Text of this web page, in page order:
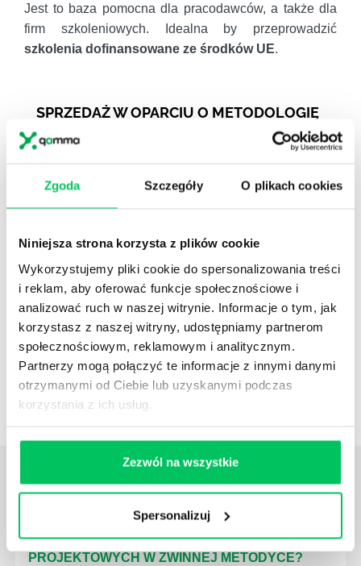
Zgoda Szczegóły O plikach cookies
Niniejsza strona korzysta z plików cookie
Wykorzystujemy pliki cookie do spersonalizowania treści
i reklam, aby oferować funkcje społecznościowe i
analizować ruch w naszej witrynie. Informacje o tym, jak
korzystasz z naszej witryny, udostępniamy partnerom
społecznościowym, reklamowym i analitycznym.
Partnerzy mogą połączyć te informacje z innymi danymi
otrzymanymi od Ciebie lub uzyskanymi podczas
korzystania z ich usług.
Zezwól na wszystkie
Spersonalizuj
Jest to baza pomocna dla pracodawców, a także dla
firm szkoleniowych. Idealna by przeprowadzić
szkolenia dofinansowane ze środków UE.
SPRZEDAŻ W OPARCIU O METODOLOGIĘ
Jest wiele sposobów, żeby podnieść sprzedaż.
wiedzę – jakie masz talenty handlowe i jak je
ZOBACZ SZKOLENIE
NEWSLETTER HR
Zapisz się na nasznarzędziowy newsletter
dla praktyków HR. Rozwijaj się z partnerem,
który naprawdę rozumie HR i biznes
ZAPISZ SIĘ
OSTATNIE ARTYKUŁY
z tej strefy wiedzy
JAK WYGLĄDA PRACA ZESPOŁÓW
PROJEKTOWYCH W ZWINNEJ METODYCE?